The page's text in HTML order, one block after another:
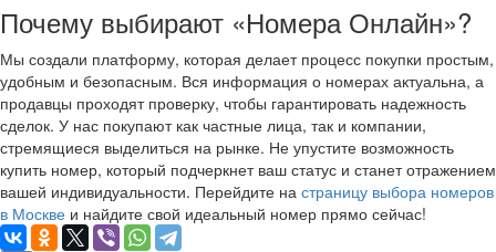
Почему выбирают «Номера Онлайн»?
Мы создали платформу, которая делает процесс покупки простым,
удобным и безопасным. Вся информация о номерах актуальна, а
продавцы проходят проверку, чтобы гарантировать надежность
сделок. У нас покупают как частные лица, так и компании,
стремящиеся выделиться на рынке. Не упустите возможность
купить номер, который подчеркнет ваш статус и станет отражением
вашей индивидуальности. Перейдите на страницу выбора номеров
в Москве и найдите свой идеальный номер прямо сейчас!